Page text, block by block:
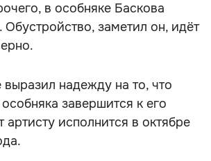
в особняке Баскова
Обустройство, заметил он, идёт
надежду на то, что
завершится к его
исполнится в октябре